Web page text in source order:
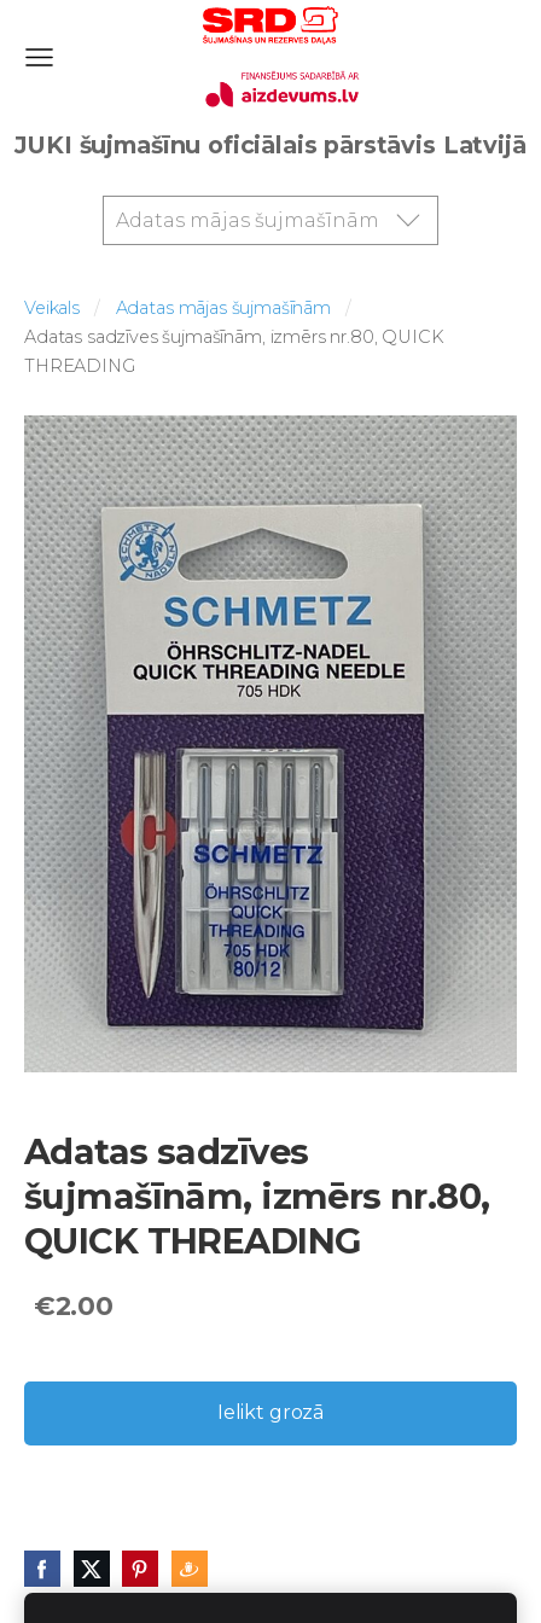
JUKI šujmašīnu oficiālais pārstāvis Latvijā
Adatas mājas šujmašīnām
Veikals
Adatas mājas šujmašīnām
Adatas sadzīves šujmašīnām, izmērs nr.80, QUICK
THREADING
Adatas sadzīves
šujmašīnām, izmērs nr.80,
QUICK THREADING
€2.00
Ielikt grozā